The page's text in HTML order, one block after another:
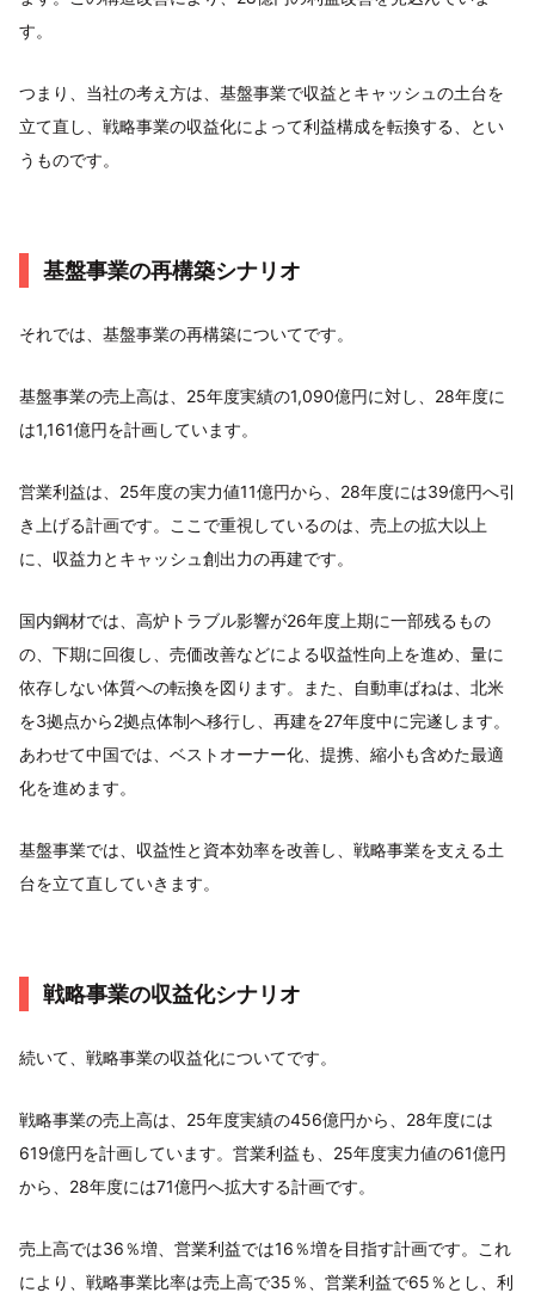
す。
つまり、当社の考え方は、基盤事業で収益とキャッシュの土台を
立て直し、戦略事業の収益化によって利益構成を転換する、とい
うものです。
基盤事業の再構築シナリオ
それでは、基盤事業の再構築についてです。
基盤事業の売上高は、25年度実績の1,090億円に対し、28年度に
は1,161億円を計画しています。
営業利益は、25年度の実力値11億円から、28年度には39億円へ引
き上げる計画です。ここで重視しているのは、売上の拡大以上
に、収益力とキャッシュ創出力の再建です。
国内鋼材では、高炉トラブル影響が26年度上期に一部残るもの
の、下期に回復し、売価改善などによる収益性向上を進め、量に
依存しない体質への転換を図ります。また、自動車ばねは、北米
を3拠点から2拠点体制へ移行し、再建を27年度中に完遂します。
あわせて中国では、ベストオーナー化、提携、縮小も含めた最適
化を進めます。
基盤事業では、収益性と資本効率を改善し、戦略事業を支える土
台を立て直していきます。
戦略事業の収益化シナリオ
続いて、戦略事業の収益化についてです。
戦略事業の売上高は、25年度実績の456億円から、28年度には
619億円を計画しています。営業利益も、25年度実力値の61億円
から、28年度には71億円へ拡大する計画です。
売上高では36％増、営業利益では16％増を目指す計画です。これ
により、戦略事業比率は売上高で35％、営業利益で65％とし、利